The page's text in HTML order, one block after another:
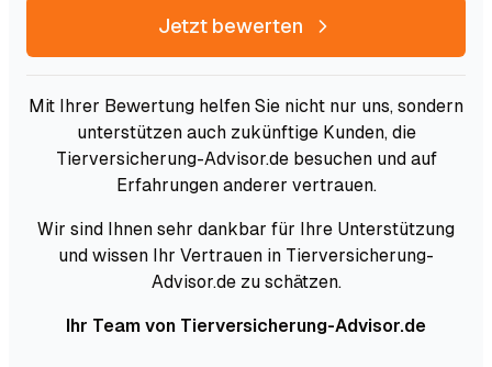
Jetzt bewerten
Mit Ihrer Bewertung helfen Sie nicht nur uns, sondern
unterstützen auch zukünftige Kunden, die
Tierversicherung-Advisor.de besuchen und auf
Erfahrungen anderer vertrauen.
Wir sind Ihnen sehr dankbar für Ihre Unterstützung
und wissen Ihr Vertrauen in Tierversicherung-
Advisor.de zu schätzen.
Ihr Team von Tierversicherung-Advisor.de